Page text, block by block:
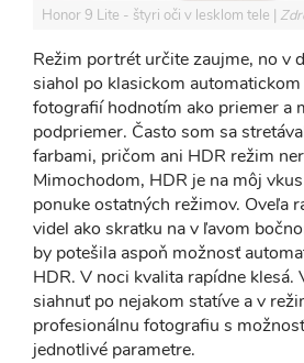
Honor 9 Lite - štyri oči v lesklom tele
Režim portrét určite zaujme, no v
siahol po klasickom
fotografií hodnotím ako priemer a
podpriemer. Často som sa
farbami, pričom ani HDR režim
Mimochodom, HDR je na môj
ponuke ostatných režimov. Oveľa
videl ako skratku na v ľavom
by potešila aspoň možnosť
HDR. V noci kvalita rapídne klesá.
siahnuť po nejakom statíve a v
profesionálnu fotografiu s
jednotlivé parametre.